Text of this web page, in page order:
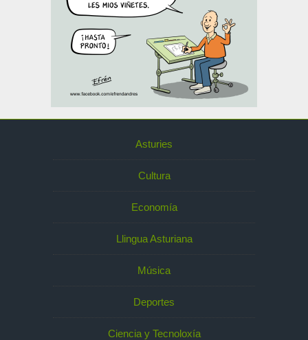
Asturies
Cultura
Economía
Llingua Asturiana
Música
Deportes
Ciencia y Tecnoloxía